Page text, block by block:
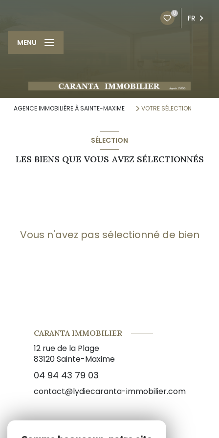
0
FR
MENU
AGENCE IMMOBILIÈRE À SAINTE-MAXIME VOTRE SÉLECTION
SÉLECTION
LES BIENS QUE VOUS AVEZ SÉLECTIONNÉS
Vous n'avez pas sélectionné de bien
CARANTA IMMOBILIER
12 rue de la Plage
83120Sainte-Maxime
04 94 43 79 03
contact@lydiecaranta-immobilier.com